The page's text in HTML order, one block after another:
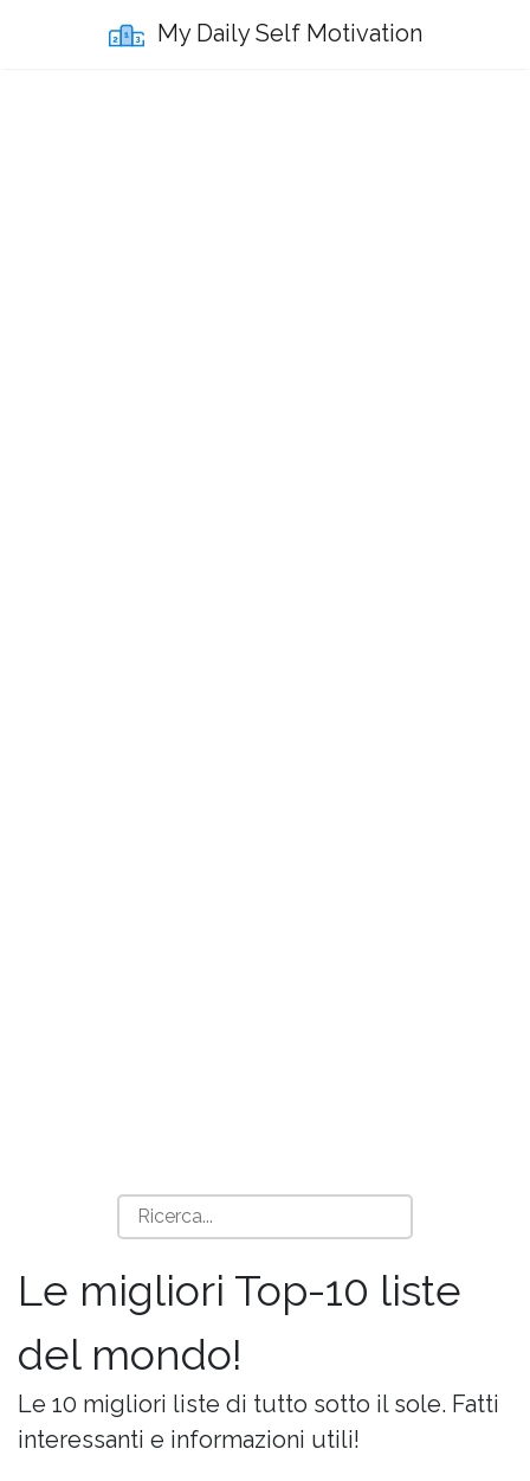
My Daily Self Motivation
Le migliori Top-10 liste
del mondo!
Le 10 migliori liste di tutto sotto il sole. Fatti
interessanti e informazioni utili!